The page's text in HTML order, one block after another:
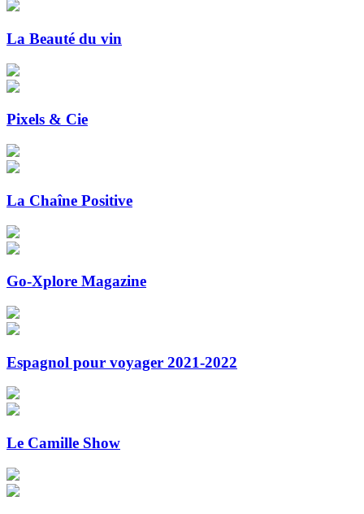
La Beauté du vin
Pixels & Cie
La Chaîne Positive
Go-Xplore Magazine
Espagnol pour voyager 2021-2022
Le Camille Show